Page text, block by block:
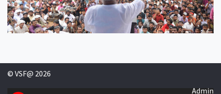
© VSF@ 2026
Admin